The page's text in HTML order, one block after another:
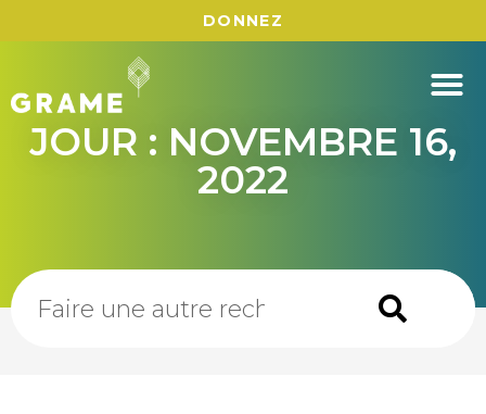
DONNEZ
JOUR : NOVEMBRE 16,
2022